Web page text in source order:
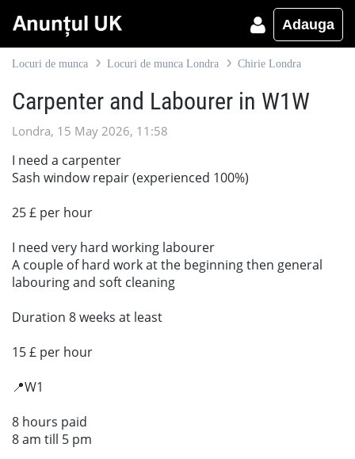
Adauga
Locuri de munca Locuri de munca Londra Chirie Londra
Carpenter and Labourer in W1W
Londra, 15 May 2026, 11:58
I need a carpenter
Sash window repair (experienced 100%)
25 £ per hour
I need very hard working labourer
A couple of hard work at the beginning then general
labouring and soft cleaning
Duration 8 weeks at least
15 £ per hour
📍W1
8 hours paid
8 am till 5 pm